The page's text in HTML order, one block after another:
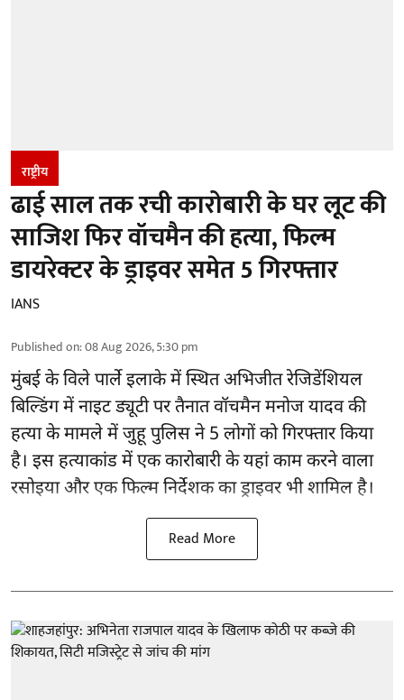
राष्ट्रीय
ढाई साल तक रची कारोबारी के घर लूट की
साजिश फिर वॉचमैन की हत्या, फिल्म
डायरेक्टर के ड्राइवर समेत 5 गिरफ्तार
IANS
Published on:08 Aug 2026, 5:30 pm
मुंबई के विले पार्ले इलाके में स्थित अभिजीत रेजिडेंशियल
बिल्डिंग में नाइट ड्यूटी पर तैनात वॉचमैन मनोज यादव की
हत्या के मामले में जुहू पुलिस ने 5 लोगों को गिरफ्तार किया
है। इस हत्याकांड में एक कारोबारी के यहां काम करने वाला
रसोइया और एक फिल्म निर्देशक का ड्राइवर भी शामिल है।
Read More